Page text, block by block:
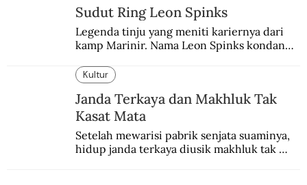
Sudut Ring Leon Spinks
Legenda tinju yang meniti kariernya dari
kamp Marinir. Nama Leon Spinks kondang
Muhammad Ali.
Kultur
Janda Terkaya dan Makhluk Tak
Kasat Mata
Setelah mewarisi pabrik senjata suaminya,
hidup janda terkaya diusik makhluk tak